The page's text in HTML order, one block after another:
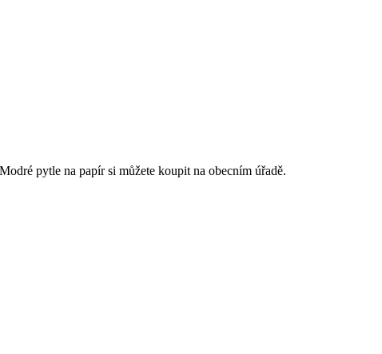
pytle na papír si můžete koupit na obecním úřadě.